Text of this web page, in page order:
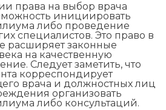
права на выбор врача
инициировать
либо проведение
специалистов. Это право в
расширяет законные
на качественную
Следует заметить, что
корреспондирует
врача и должностных лиц
организовать
либо консультаций.